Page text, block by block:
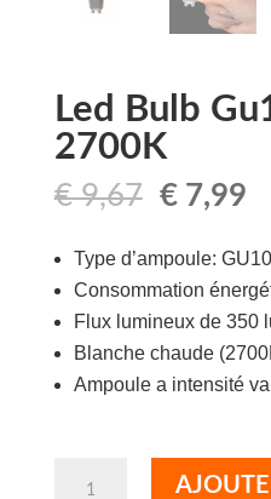
Led Bulb
2700K
€9,67 Le
initial
était :
€ 9,67.
€7,99Le
€
Type d’ampoule:
Consommation
Flux lumineux de 350
Blanche chaude
Ampoule a intensité